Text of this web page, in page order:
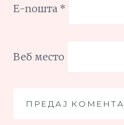
Е-пошта *
Веб место